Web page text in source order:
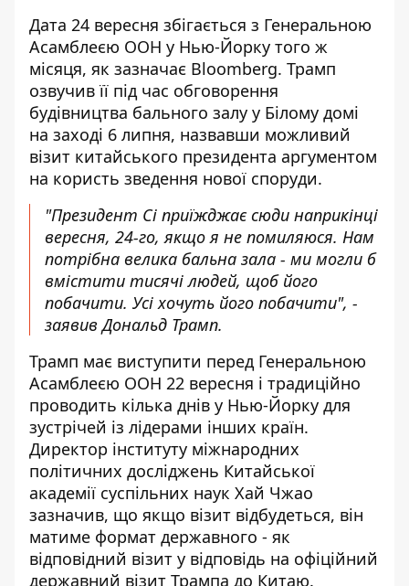
Дата 24 вересня збігається з Генеральною
Асамблеєю ООН у Нью-Йорку того ж
місяця, як зазначає Bloomberg. Трамп
озвучив її під час обговорення
будівництва бального залу у Білому домі
на заході 6 липня, назвавши можливий
візит китайського президента аргументом
на користь зведення нової споруди.
"Президент Сі приїжджає сюди наприкінці
вересня, 24-го, якщо я не помиляюся. Нам
потрібна велика бальна зала - ми могли б
вмістити тисячі людей, щоб його
побачити. Усі хочуть його побачити", -
заявив Дональд Трамп.
Трамп має виступити перед Генеральною
Асамблеєю ООН 22 вересня і традиційно
проводить кілька днів у Нью-Йорку для
зустрічей із лідерами інших країн.
Директор інституту міжнародних
політичних досліджень Китайської
академії суспільних наук Хай Чжао
зазначив, що якщо візит відбудеться, він
матиме формат державного - як
відповідний візит у відповідь на офіційний
державний візит Трампа до Китаю.